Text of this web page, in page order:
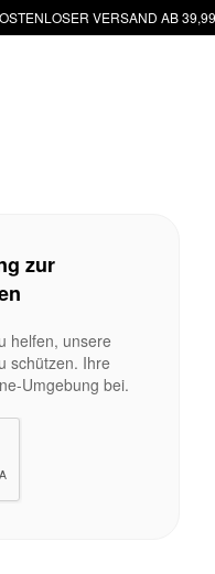
VERSAND AB
zur
helfen, unsere
schützen. Ihre
Umgebung bei.